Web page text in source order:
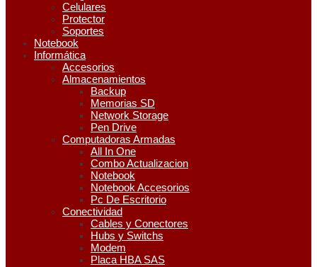
Celulares
Protector
Soportes
Notebook
Informática
Accesorios
Almacenamientos
Backup
Memorias SD
Network Storage
Pen Drive
Computadoras Armadas
All In One
Combo Actualizacion
Notebook
Notebook Accesorios
Pc De Escritorio
Conectividad
Cables y Conectores
Hubs y Switchs
Modem
Placa HBA SAS